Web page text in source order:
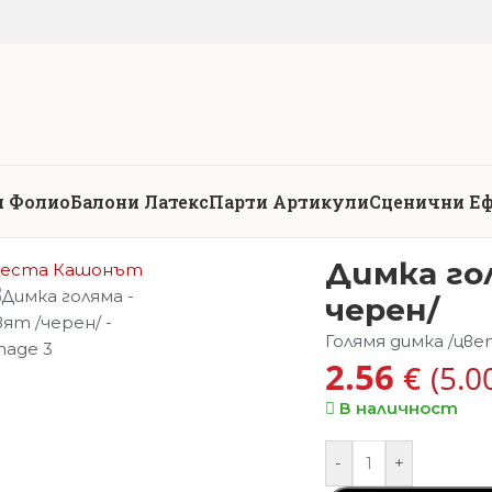
ФолиоБалони ЛатексПарти АртикулиСценични
Димка
черен/
Голямя димка /
2.56 €
В наличност
- +